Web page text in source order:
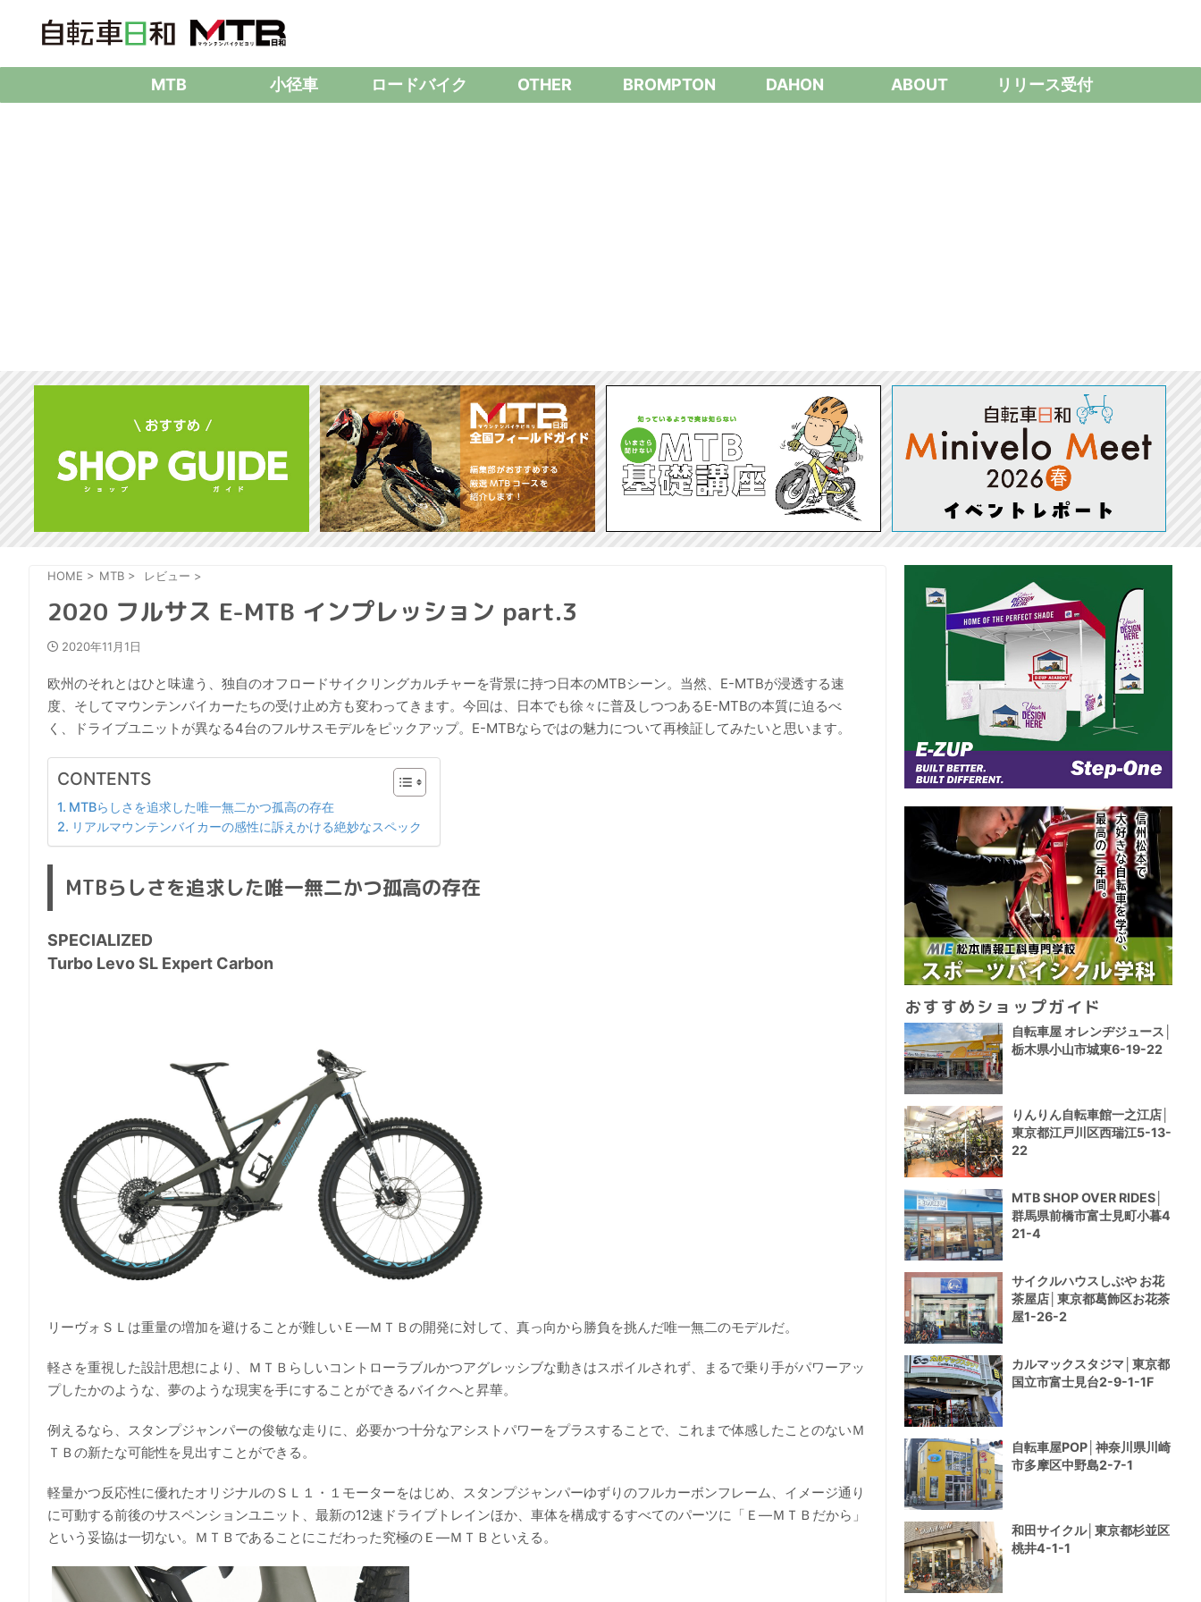
MTB 小径車 ロードバイク OTHER BROMPTON DAHON ABOUT リリース受付
HOME > MTB > レビュー >
2020 フルサス E-MTB インプレッション part.3
2020年11月1日
欧州のそれとはひと味違う、独自のオフロードサイクリングカルチャーを背景に持つ日本のMTBシーン。当然、E-MTBが浸透する速
度、そしてマウンテンバイカーたちの受け止め方も変わってきます。今回は、日本でも徐々に普及しつつあるE-MTBの本質に迫るべ
く、ドライブユニットが異なる4台のフルサスモデルをピックアップ。E-MTBならではの魅力について再検証してみたいと思います。
CONTENTS
MTBらしさを追求した唯一無二かつ孤高の存在
リアルマウンテンバイカーの感性に訴えかける絶妙なスペック
MTBらしさを追求した唯一無二かつ孤高の存在
SPECIALIZED
Turbo Levo SL Expert Carbon
リーヴォＳＬは重量の増加を避けることが難しいＥ―ＭＴＢの開発に対して、真っ向から勝負を挑んだ唯一無二のモデルだ。
軽さを重視した設計思想により、ＭＴＢらしいコントローラブルかつアグレッシブな動きはスポイルされず、まるで乗り手がパワーアッ
プしたかのような、夢のような現実を手にすることができるバイクへと昇華。
例えるなら、スタンプジャンパーの俊敏な走りに、必要かつ十分なアシストパワーをプラスすることで、これまで体感したことのないＭ
ＴＢの新たな可能性を見出すことができる。
軽量かつ反応性に優れたオリジナルのＳＬ１・１モーターをはじめ、スタンプジャンパーゆずりのフルカーボンフレーム、イメージ通り
に可動する前後のサスペンションユニット、最新の12速ドライブトレインほか、車体を構成するすべてのパーツに「Ｅ―ＭＴＢだから」
という妥協は一切ない。ＭＴＢであることにこだわった究極のＥ―ＭＴＢといえる。
おすすめショップガイド
自転車屋 オレンヂジュース│
栃木県小山市城東6-19-22
りんりん自転車館一之江店│
東京都江戸川区西瑞江5-13-
22
MTB SHOP OVER RIDES│
群馬県前橋市富士見町小暮4
21-4
サイクルハウスしぶや お花
茶屋店│東京都葛飾区お花茶
屋1-26-2
カルマックスタジマ│東京都
国立市富士見台2-9-1-1F
自転車屋POP│神奈川県川崎
市多摩区中野島2-7-1
和田サイクル│東京都杉並区
桃井4-1-1